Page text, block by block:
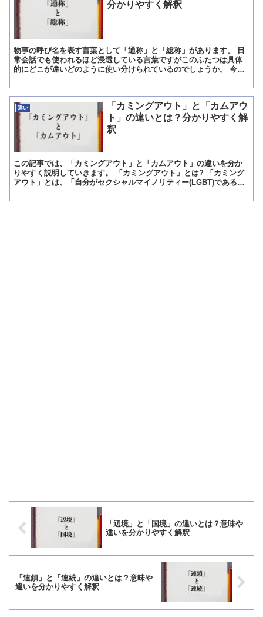
分かりやすく解釈
物事の呼び名を表す言葉として「通称」と「総称」があります。 日
常会話でも使われるほど浸透している言葉ですがこのふたつは具体
的にどこが違いどのように使い分けられているのでしょうか。 今回
違い
「カミングアウト」と「カムアウ
ト」の違いとは？分かりやすく解
釈
この記事では、「カミングアウト」と「カムアウト」の違いを分か
りやすく説明していきます。 「カミングアウト」とは? 「カミング
アウト」とは、「自分がセクシャルマイノリティー(LGBT)であるこ
「辺境」と「国境」の違いとは？意味や
違いを分かりやすく解釈
「連鎖」と「連続」の違いとは？意味や
違いを分かりやすく解釈